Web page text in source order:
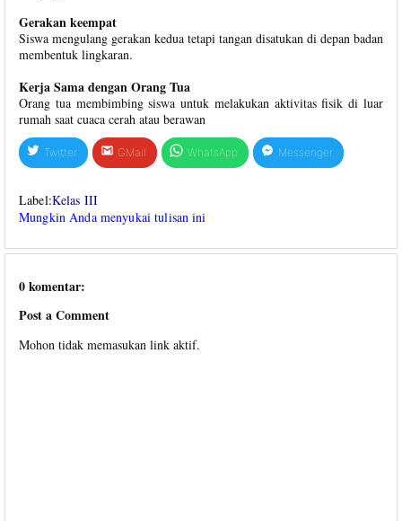
Gerakan keempat
Siswa mengulang gerakan kedua tetapi tangan disatukan di depan badan
membentuk lingkaran.
Kerja Sama dengan Orang Tua
Orang tua membimbing siswa untuk melakukan aktivitas fisik di luar
rumah saat cuaca cerah atau berawan
Twitter GMail WhatsApp Messenger
Label:Kelas III
Mungkin Anda menyukai tulisan ini
0 komentar:
Post a Comment
Mohon tidak memasukan link aktif.